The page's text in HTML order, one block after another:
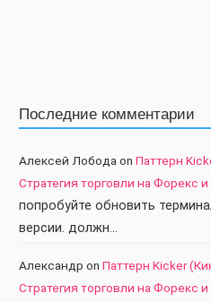
Последние комментарии
Алексей Лобода on Паттерн
Стратегия торговли на Форекс
попробуйте обновить
версии. должн…
Александр on Паттерн Kicker
Стратегия торговли на Форекс